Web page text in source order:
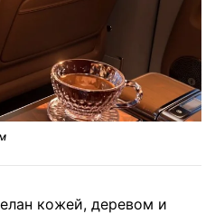
кожей, деревом и